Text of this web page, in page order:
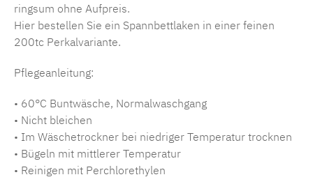
ringsum ohne Aufpreis.
Hier bestellen Sie ein Spannbettlaken in einer feinen
200tc Perkalvariante.
Pflegeanleitung:
• 60°C Buntwäsche, Normalwaschgang
• Nicht bleichen
• Im Wäschetrockner bei niedriger Temperatur trocknen
• Bügeln mit mittlerer Temperatur
• Reinigen mit Perchlorethylen